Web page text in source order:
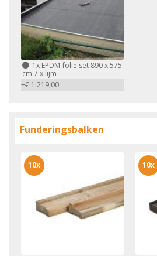
1x EPDM-folie set 890 x 575
cm 7 x lijm
+€ 1.219,00
Funderingsbalken
10x 10x